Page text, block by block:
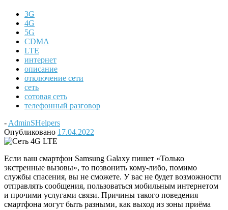
3G
4G
5G
CDMA
LTE
интернет
описание
отключение сети
сеть
сотовая сеть
телефонный разговор
- AdminSHelpers
Опубликовано 17.04.2022
Если ваш смартфон Samsung Galaxy пишет «Только
экстренные вызовы», то позвонить кому-либо, помимо
службы спасения, вы не сможете. У вас не будет возможности
отправлять сообщения, пользоваться мобильным интернетом
и прочими услугами связи. Причины такого поведения
смартфона могут быть разными, как выход из зоны приёма